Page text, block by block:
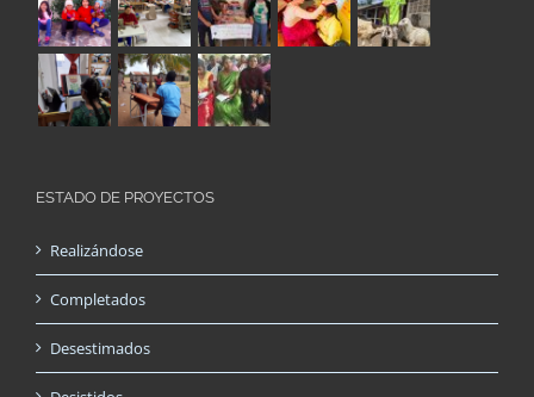
ESTADO DE PROYECTOS
Realizándose
Completados
Desestimados